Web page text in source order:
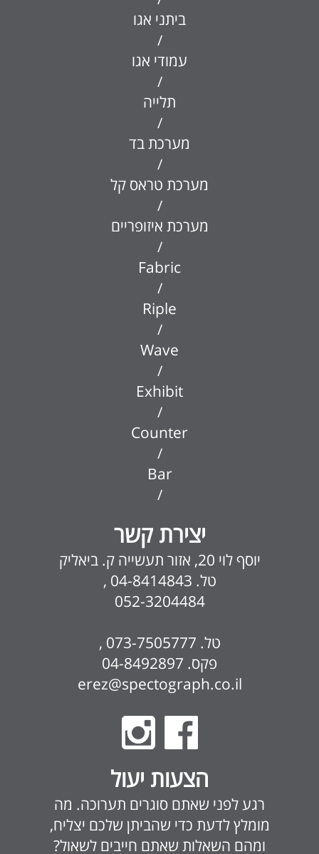
ביתני אגו
/
עמודי אגו
/
תלייה
/
מערכת בד
/
מערכת טראס קל
/
מערכת איזופריים
/
Fabric
/
Riple
/
Wave
/
Exhibit
/
Counter
/
Bar
/
יצירת קשר
יוסף לוי 20, אזור תעשייה ק. ביאליק
טל. 04-8414843 ,
052-3204484
טל. 073-7505777 ,
פקס. 04-8492897
erez@spectograph.co.il
הצעות יעול
רגע לפני שאתם סוגרים תערוכה. מה
מומלץ לדעת כדי שהביתן שלכם יצליח,
ומהם השאלות שאתם חייבים לשאול?